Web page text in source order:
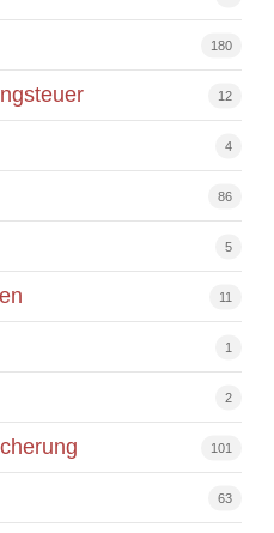
180
12
4
86
5
11
1
2
101
63